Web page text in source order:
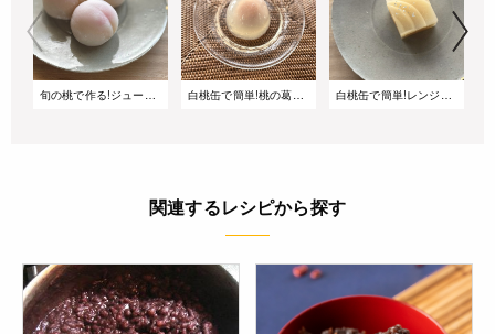
旬の桃で作る!ジューシー桃大福 白桃缶で簡単!桃の葛まんじゅう 白桃缶で簡単!レンジだけで作る 贅沢な白桃羹
関連するレシピから探す